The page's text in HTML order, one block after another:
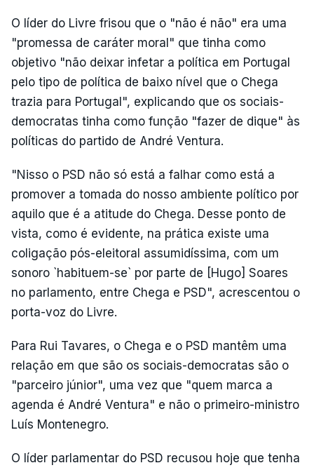
O líder do Livre frisou que o "não é não" era uma
"promessa de caráter moral" que tinha como
objetivo "não deixar infetar a política em Portugal
pelo tipo de política de baixo nível que o Chega
trazia para Portugal", explicando que os sociais-
democratas tinha como função "fazer de dique" às
políticas do partido de André Ventura.
"Nisso o PSD não só está a falhar como está a
promover a tomada do nosso ambiente político por
aquilo que é a atitude do Chega. Desse ponto de
vista, como é evidente, na prática existe uma
coligação pós-eleitoral assumidíssima, com um
sonoro `habituem-se` por parte de [Hugo] Soares
no parlamento, entre Chega e PSD", acrescentou o
porta-voz do Livre.
Para Rui Tavares, o Chega e o PSD mantêm uma
relação em que são os sociais-democratas são o
"parceiro júnior", uma vez que "quem marca a
agenda é André Ventura" e não o primeiro-ministro
Luís Montenegro.
O líder parlamentar do PSD recusou hoje que tenha